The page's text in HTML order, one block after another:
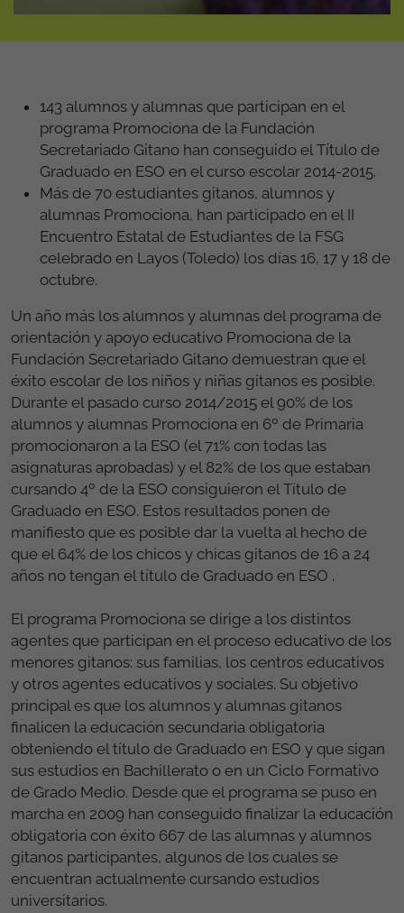
143 alumnos y alumnas que participan en el
programa Promociona de la Fundación
Secretariado Gitano han conseguido el Título de
Graduado en ESO en el curso escolar 2014-2015.
Más de 70 estudiantes gitanos, alumnos y
alumnas Promociona, han participado en el II
Encuentro Estatal de Estudiantes de la FSG
celebrado en Layos (Toledo) los días 16, 17 y 18 de
octubre.
Un año más los alumnos y alumnas del programa de
orientación y apoyo educativo Promociona de la
Fundación Secretariado Gitano demuestran que el
éxito escolar de los niños y niñas gitanos es posible.
Durante el pasado curso 2014/2015 el 90% de los
alumnos y alumnas Promociona en 6º de Primaria
promocionaron a la ESO (el 71% con todas las
asignaturas aprobadas) y el 82% de los que estaban
cursando 4º de la ESO consiguieron el Título de
Graduado en ESO. Estos resultados ponen de
manifiesto que es posible dar la vuelta al hecho de
que el 64% de los chicos y chicas gitanos de 16 a 24
años no tengan el título de Graduado en ESO .
El programa Promociona se dirige a los distintos
agentes que participan en el proceso educativo de los
menores gitanos: sus familias, los centros educativos
y otros agentes educativos y sociales. Su objetivo
principal es que los alumnos y alumnas gitanos
finalicen la educación secundaria obligatoria
obteniendo el título de Graduado en ESO y que sigan
sus estudios en Bachillerato o en un Ciclo Formativo
de Grado Medio. Desde que el programa se puso en
marcha en 2009 han conseguido finalizar la educación
obligatoria con éxito 667 de las alumnas y alumnos
gitanos participantes, algunos de los cuales se
encuentran actualmente cursando estudios
universitarios.